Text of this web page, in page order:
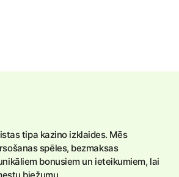
tipa kazino izklaides. Mēs
spēles, bezmaksas
bonusiem un ieteikumiem, lai